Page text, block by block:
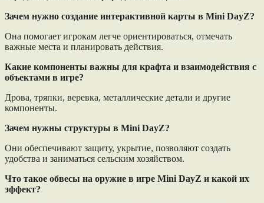
Зачем нужно создание интерактивной карты в Mini DayZ?
Она помогает игрокам легче ориентироваться, отмечать
важные места и планировать действия.
Какие компоненты важны для крафта и взаимодействия с
объектами в игре?
Дрова, тряпки, веревка, металлические детали и другие
компоненты.
Зачем нужны структуры в Mini DayZ?
Они обеспечивают защиту, укрытие, позволяют создать
удобства и заниматься сельским хозяйством.
Что такое обвесы на оружие в игре Mini DayZ и какой их
эффект?